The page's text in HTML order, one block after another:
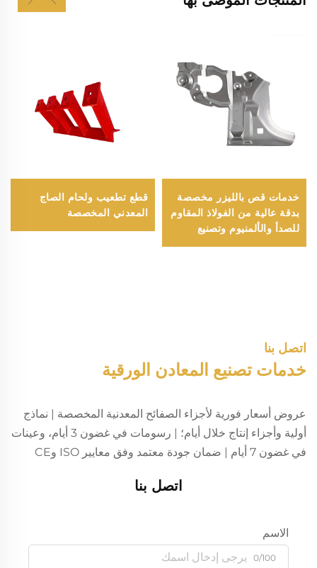
خدمات قص بالليزر مخصصة
بدقة عالية من الفولاذ المقاوم
للصدأ والألمنيوم وتصنيع
صفائح معدنية بجودة عالية
قطع تطعيب ولحام الصاج
المعدني المخصصة
اتصل بنا
خدمات تصنيع المعادن الورقية
عروض أسعار فورية لأجزاء الصفائح المعدنية المخصصة | نماذج
أولية وأجزاء إنتاج خلال أيام؛ | رسومات في غضون 3 أيام، وعينات
في غضون 7 أيام | ضمان جودة معتمد وفق معايير ISO وCE
اتصل بنا
الاسم
0/100